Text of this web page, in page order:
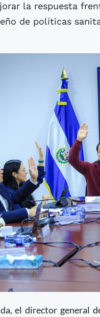
la respuesta
de políticas
el director